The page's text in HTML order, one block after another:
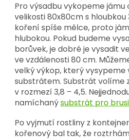
Pro výsadbu vykopeme jámu
velikosti 80x80cm s
koření spíše mělce, proto
hlubokou. Pokud budeme
borůvek, je dobré je vysadit
ve vzdálenosti 80 cm.
velký výkop, který vysypeme
substrátem. Substrát volíme
v rozmezí 3,8 – 4,5.
namíchanýsubstrát pro
Po vyjmutí rostliny z
kořenový bal tak, že